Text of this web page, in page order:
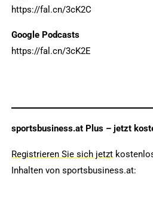
https://fal.cn/3cK2C
Google Podcasts
https://fal.cn/3cK2E
sportsbusiness.at Plus – jetzt
Registrieren Sie sich jetzt
Inhalten von sportsbusiness.at: